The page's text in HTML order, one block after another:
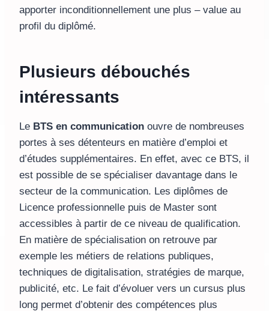
apporter inconditionnellement une plus – value au
profil du diplômé.
Plusieurs débouchés
intéressants
Le BTS en communication ouvre de nombreuses
portes à ses détenteurs en matière d’emploi et
d’études supplémentaires. En effet, avec ce BTS, il
est possible de se spécialiser davantage dans le
secteur de la communication. Les diplômes de
Licence professionnelle puis de Master sont
accessibles à partir de ce niveau de qualification.
En matière de spécialisation on retrouve par
exemple les métiers de relations publiques,
techniques de digitalisation, stratégies de marque,
publicité, etc. Le fait d’évoluer vers un cursus plus
long permet d’obtenir des compétences plus